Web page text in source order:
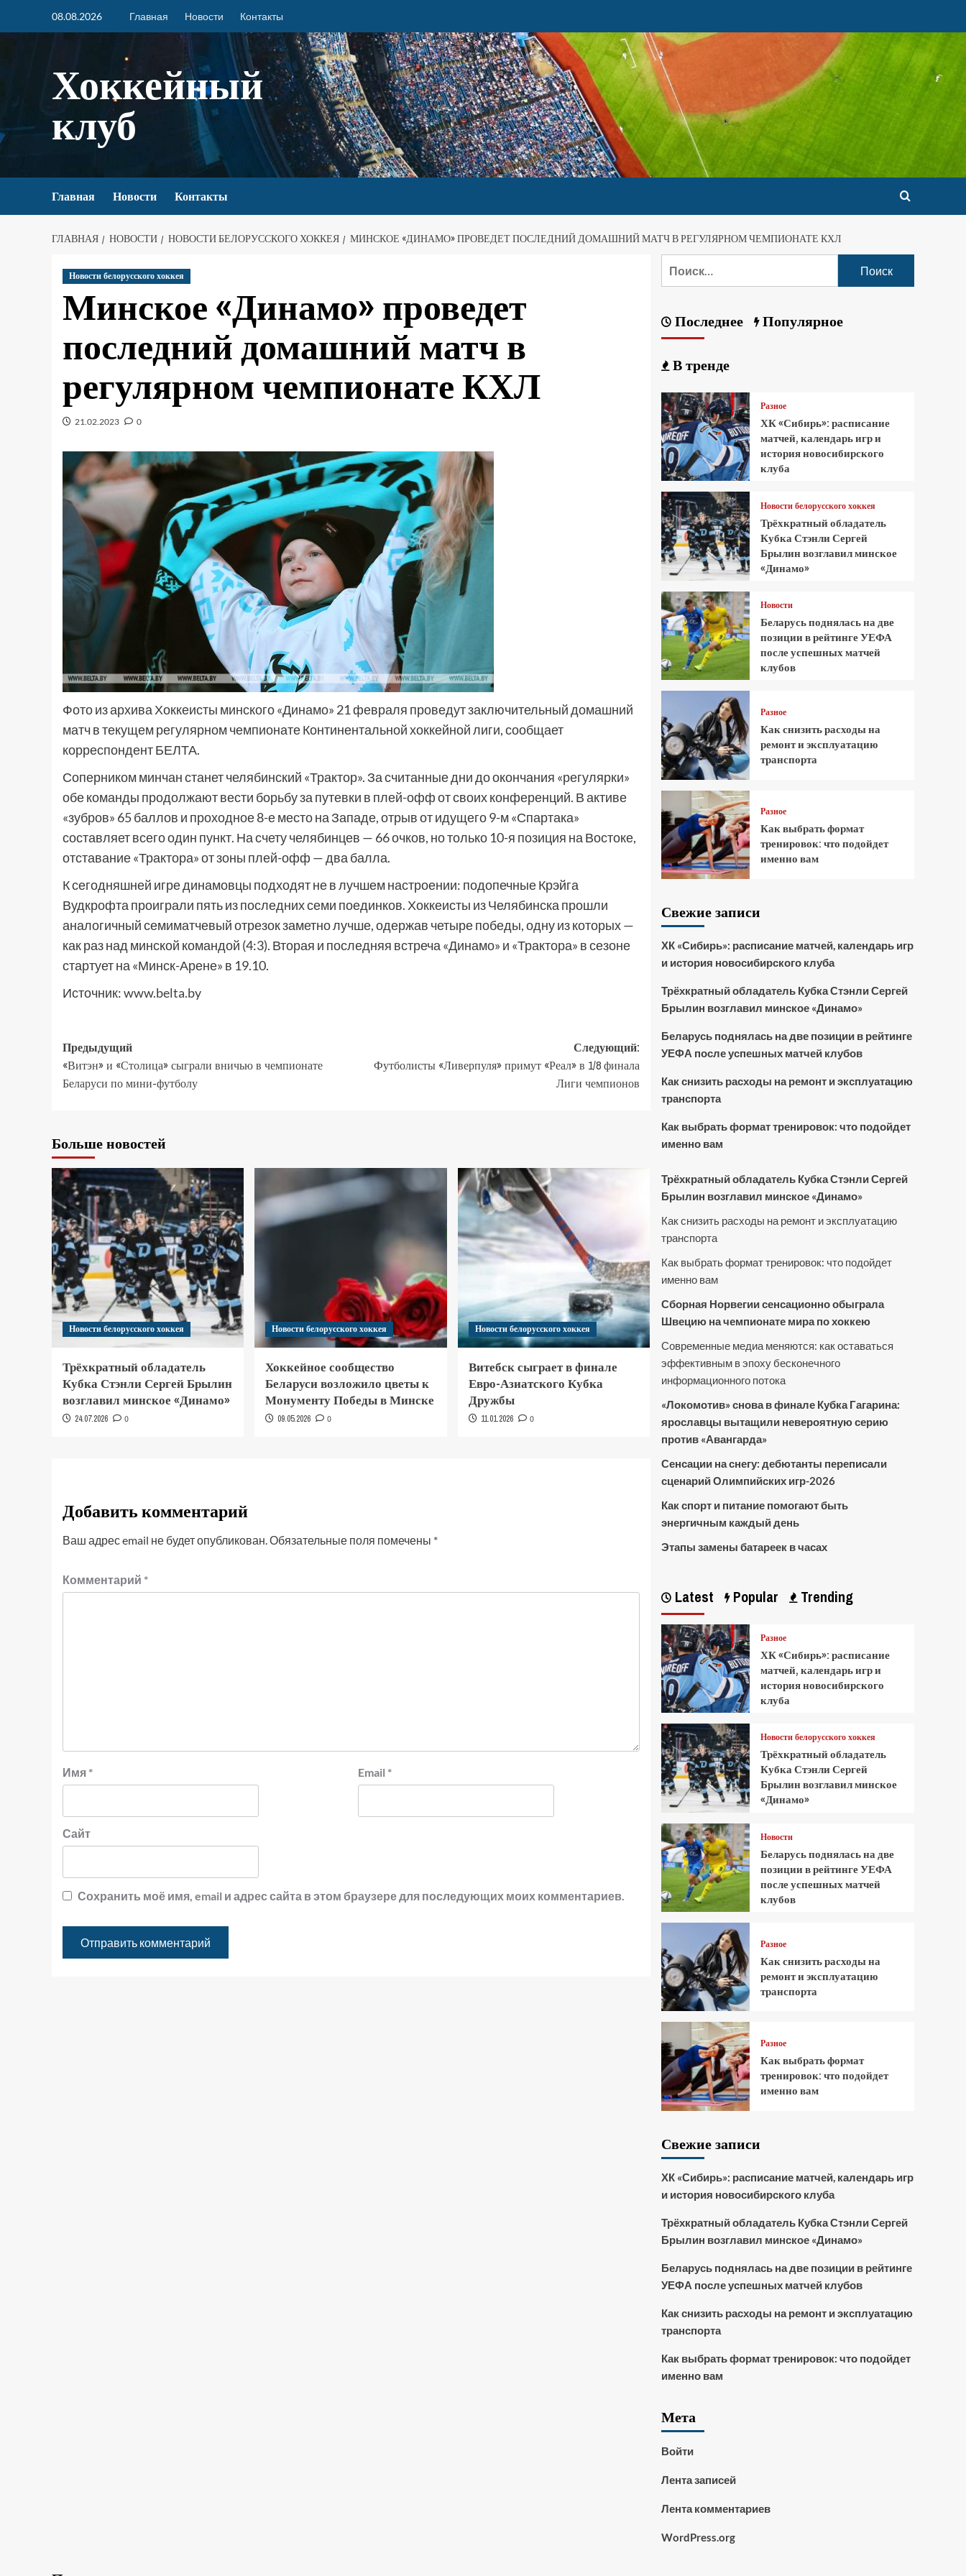
08.08.2026 Главная Новости Контакты
Хоккейный
клуб
Главная Новости Контакты
ГЛАВНАЯ НОВОСТИ НОВОСТИ БЕЛОРУССКОГО ХОККЕЯ МИНСКОЕ «ДИНАМО» ПРОВЕДЕТ ПОСЛЕДНИЙ ДОМАШНИЙ МАТЧ В РЕГУЛЯРНОМ ЧЕМПИОНАТЕ КХЛ
Новости белорусского хоккея
Минское «Динамо» проведет
последний домашний матч в
регулярном чемпионате КХЛ
21.02.2023 0
Фото из архива Хоккеисты минского «Динамо» 21 февраля проведут заключительный домашний
матч в текущем регулярном чемпионате Континентальной хоккейной лиги, сообщает
корреспондент БЕЛТА.
Соперником минчан станет челябинский «Трактор». За считанные дни до окончания «регулярки»
обе команды продолжают вести борьбу за путевки в плей-офф от своих конференций. В активе
«зубров» 65 баллов и проходное 8-е место на Западе, отрыв от идущего 9-м «Спартака»
составляет всего один пункт. На счету челябинцев — 66 очков, но только 10-я позиция на Востоке,
отставание «Трактора» от зоны плей-офф — два балла.
К сегодняшней игре динамовцы подходят не в лучшем настроении: подопечные Крэйга
Вудкрофта проиграли пять из последних семи поединков. Хоккеисты из Челябинска прошли
аналогичный семиматчевый отрезок заметно лучше, одержав четыре победы, одну из которых —
как раз над минской командой (4:3). Вторая и последняя встреча «Динамо» и «Трактора» в сезоне
стартует на «Минск-Арене» в 19.10.
Источник:www.belta.by
Предыдущий
«Витэн» и «Столица» сыграли вничью в чемпионате
Беларуси по мини-футболу
Следующий:
Футболисты «Ливерпуля» примут «Реал» в 1/8 финала
Лиги чемпионов
Больше новостей
Новости белорусского хоккея
Трёхкратный обладатель
Кубка Стэнли Сергей Брылин
возглавил минское «Динамо»
24.07.2026 0
Новости белорусского хоккея
Хоккейное сообщество
Беларуси возложило цветы к
Монументу Победы в Минске
09.05.2026 0
Новости белорусского хоккея
Витебск сыграет в финале
Евро-Азиатского Кубка
Дружбы
11.01.2026 0
Добавить комментарий
Ваш адрес email не будет опубликован.Обязательные поля помечены *
Комментарий *
Имя * Email *
Сайт
Сохранить моё имя, email и адрес сайта в этом браузере для последующих моих комментариев.
Последнее Популярное
В тренде
Разное
ХК «Сибирь»: расписание
матчей, календарь игр и
история новосибирского
клуба
Новости белорусского хоккея
Трёхкратный обладатель
Кубка Стэнли Сергей
Брылин возглавил минское
«Динамо»
Новости
Беларусь поднялась на две
позиции в рейтинге УЕФА
после успешных матчей
клубов
Разное
Как снизить расходы на
ремонт и эксплуатацию
транспорта
Разное
Как выбрать формат
тренировок: что подойдет
именно вам
Свежие записи
ХК «Сибирь»: расписание матчей, календарь игр
и история новосибирского клуба
Трёхкратный обладатель Кубка Стэнли Сергей
Брылин возглавил минское «Динамо»
Беларусь поднялась на две позиции в рейтинге
УЕФА после успешных матчей клубов
Как снизить расходы на ремонт и эксплуатацию
транспорта
Как выбрать формат тренировок: что подойдет
именно вам
Трёхкратный обладатель Кубка Стэнли Сергей
Брылин возглавил минское «Динамо»
Как снизить расходы на ремонт и эксплуатацию
транспорта
Как выбрать формат тренировок: что подойдет
именно вам
Сборная Норвегии сенсационно обыграла
Швецию на чемпионате мира по хоккею
Современные медиа меняются: как оставаться
эффективным в эпоху бесконечного
информационного потока
«Локомотив» снова в финале Кубка Гагарина:
ярославцы вытащили невероятную серию
против «Авангарда»
Сенсации на снегу: дебютанты переписали
сценарий Олимпийских игр-2026
Как спорт и питание помогают быть
энергичным каждый день
Этапы замены батареек в часах
Latest Popular Trending
Разное
ХК «Сибирь»: расписание
матчей, календарь игр и
история новосибирского
клуба
Новости белорусского хоккея
Трёхкратный обладатель
Кубка Стэнли Сергей
Брылин возглавил минское
«Динамо»
Новости
Беларусь поднялась на две
позиции в рейтинге УЕФА
после успешных матчей
клубов
Разное
Как снизить расходы на
ремонт и эксплуатацию
транспорта
Разное
Как выбрать формат
тренировок: что подойдет
именно вам
Свежие записи
ХК «Сибирь»: расписание матчей, календарь игр
и история новосибирского клуба
Трёхкратный обладатель Кубка Стэнли Сергей
Брылин возглавил минское «Динамо»
Беларусь поднялась на две позиции в рейтинге
УЕФА после успешных матчей клубов
Как снизить расходы на ремонт и эксплуатацию
транспорта
Как выбрать формат тренировок: что подойдет
именно вам
Мета
Войти
Лента записей
Лента комментариев
WordPress.org